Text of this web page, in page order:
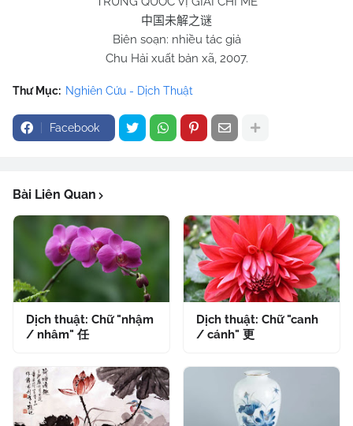
中国未解之谜
Biên soạn: nhiều tác giả
Chu Hải xuất bản xã, 2007.
Thư Mục: Nghiên Cứu - Dịch Thuật
Facebook
Bài Liên Quan
Dịch thuật: Chữ "nhậm
/ nhâm" 任
Dịch thuật: Chữ "canh
/ cánh" 更